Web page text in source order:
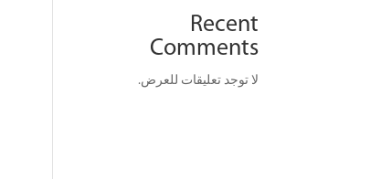
Recent
Comments
لا توجد تعليقات للعرض.